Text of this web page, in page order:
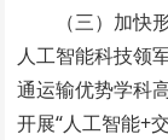
（三）加
人工智能科技领
通运输优势学科
开展“人工智能+